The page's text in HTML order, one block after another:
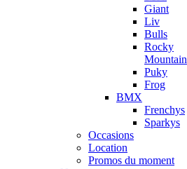
Giant
Liv
Bulls
Rocky
Mountain
Puky
Frog
BMX
Frenchys
Sparkys
Occasions
Location
Promos du moment